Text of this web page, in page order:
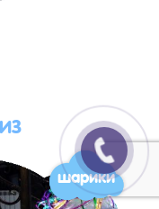
шарики